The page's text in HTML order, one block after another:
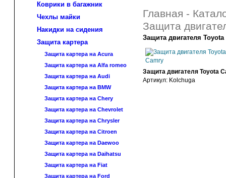
Коврики в багажник
Чехлы майки
Накидки на сидения
Защита картера
Защита картера на Acura
Защита картера на Alfa romeo
Защита картера на Audi
Защита картера на BMW
Защита картера на Chery
Защита картера на Chevrolet
Защита картера на Chrysler
Защита картера на Citroen
Защита картера на Daewoo
Защита картера на Daihatsu
Защита картера на Fiat
Защита картера на Ford
Главная -
Защита
Защита двигателя Toyota
Защита двигателя Toyota
Артикул: Kolchuga